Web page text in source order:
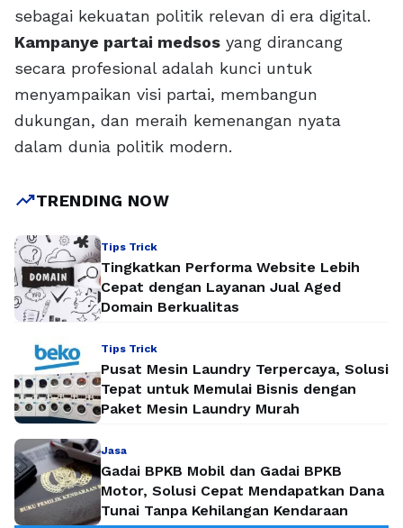
sebagai kekuatan politik relevan di era digital.
Kampanye partai medsos yang dirancang
secara profesional adalah kunci untuk
menyampaikan visi partai, membangun
dukungan, dan meraih kemenangan nyata
dalam dunia politik modern.
trending_upTRENDING NOW
Tips Trick
Tingkatkan Performa Website Lebih
Cepat dengan Layanan Jual Aged
Domain Berkualitas
Tips Trick
Pusat Mesin Laundry Terpercaya, Solusi
Tepat untuk Memulai Bisnis dengan
Paket Mesin Laundry Murah
Jasa
Gadai BPKB Mobil dan Gadai BPKB
Motor, Solusi Cepat Mendapatkan Dana
Tunai Tanpa Kehilangan Kendaraan